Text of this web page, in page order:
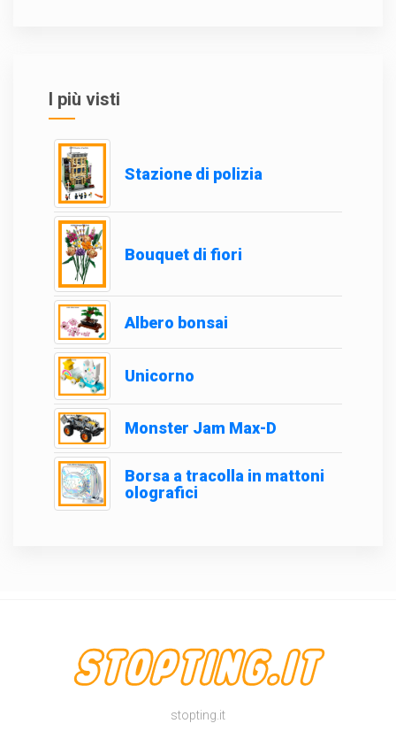
I più visti
Stazione di polizia
Bouquet di fiori
Albero bonsai
Unicorno
Monster Jam Max-D
Borsa a tracolla in mattoni
olografici
stopting.it